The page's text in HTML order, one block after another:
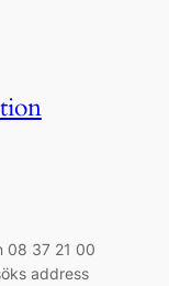
08 37 21 00
address